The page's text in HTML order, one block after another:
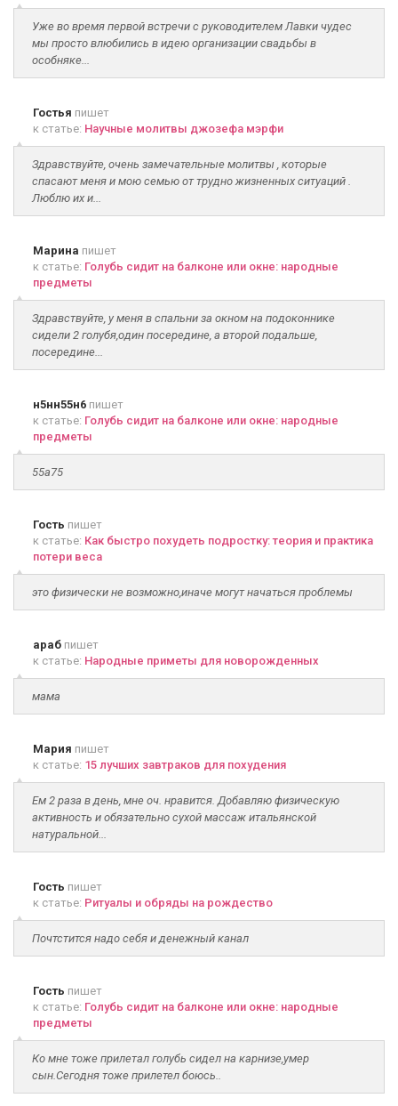
Уже во время первой встречи с руководителем Лавки чудес
мы просто влюбились в идею организации свадьбы в
особняке...
Гостья пишет
к статье: Научные молитвы джозефа мэрфи
Здравствуйте, очень замечательные молитвы , которые
спасают меня и мою семью от трудно жизненных ситуаций .
Люблю их и...
Марина пишет
к статье: Голубь сидит на балконе или окне: народные
предметы
Здравствуйте, у меня в спальни за окном на подоконнике
сидели 2 голубя,один посередине, а второй подальше,
посередине...
н5нн55н6 пишет
к статье: Голубь сидит на балконе или окне: народные
предметы
55а75
Гость пишет
к статье: Как быстро похудеть подростку: теория и практика
потери веса
это физически не возможно,иначе могут начаться проблемы
араб пишет
к статье: Народные приметы для новорожденных
мама
Мария пишет
к статье: 15 лучших завтраков для похудения
Ем 2 раза в день, мне оч. нравится. Добавляю физическую
активность и обязательно сухой массаж итальянской
натуральной...
Гость пишет
к статье: Ритуалы и обряды на рождество
Почтстится надо себя и денежный канал
Гость пишет
к статье: Голубь сидит на балконе или окне: народные
предметы
Ко мне тоже прилетал голубь сидел на карнизе,умер
сын.Сегодня тоже прилетел боюсь..